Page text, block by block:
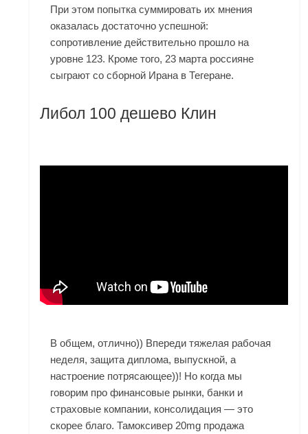
При этом попытка суммировать их мнения
оказалась достаточно успешной:
сопротивление действительно прошло на
уровне 123. Кроме того, 23 марта россияне
сыграют со сборной Ирана в Тегеране.
Либол 100 дешево Клин
В общем, отлично)) Впереди тяжелая рабочая
неделя, защита диплома, выпускной, а
настроение потрясающее))! Но когда мы
говорим про финансовые рынки, банки и
страховые компании, консолидация — это
скорее благо. Тамоксивер 20mg продажа